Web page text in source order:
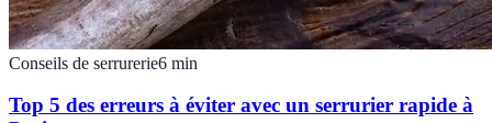
Conseils de serrurerie6 min
Top 5 des erreurs à éviter avec un serrurier rapide à